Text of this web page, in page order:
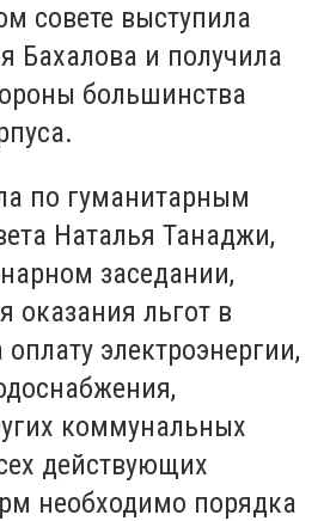
совете выступила
Бахалова и получила
большинства
по гуманитарным
Наталья Танаджи,
заседании,
оказания льгот в
электроэнергии,
коммунальных
действующих
необходимо порядка